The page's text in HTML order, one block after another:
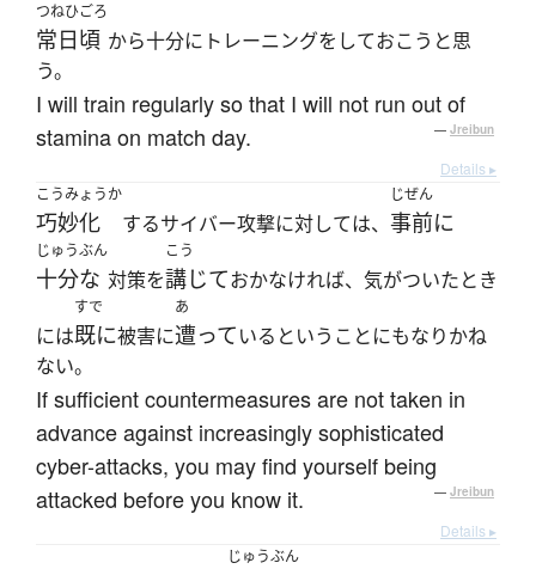
つねひごろ
常日頃 から十分にトレーニングをしておこうと思
う。
I will train regularly so that I will not run out of
stamina on match day.
— Jreibun
Details ▸
こうみょうか
巧妙化 するサイバー攻撃に対しては、
じぜん
事前に
じゅうぶん
十分な 対策を
こう
講じておかなければ、気がついたとき
には
すで
既に被害に
あ
遭っているということにもなりかね
ない。
If sufficient countermeasures are not taken in
advance against increasingly sophisticated
cyber-attacks, you may find yourself being
attacked before you know it.
— Jreibun
Details ▸
じゅうぶん